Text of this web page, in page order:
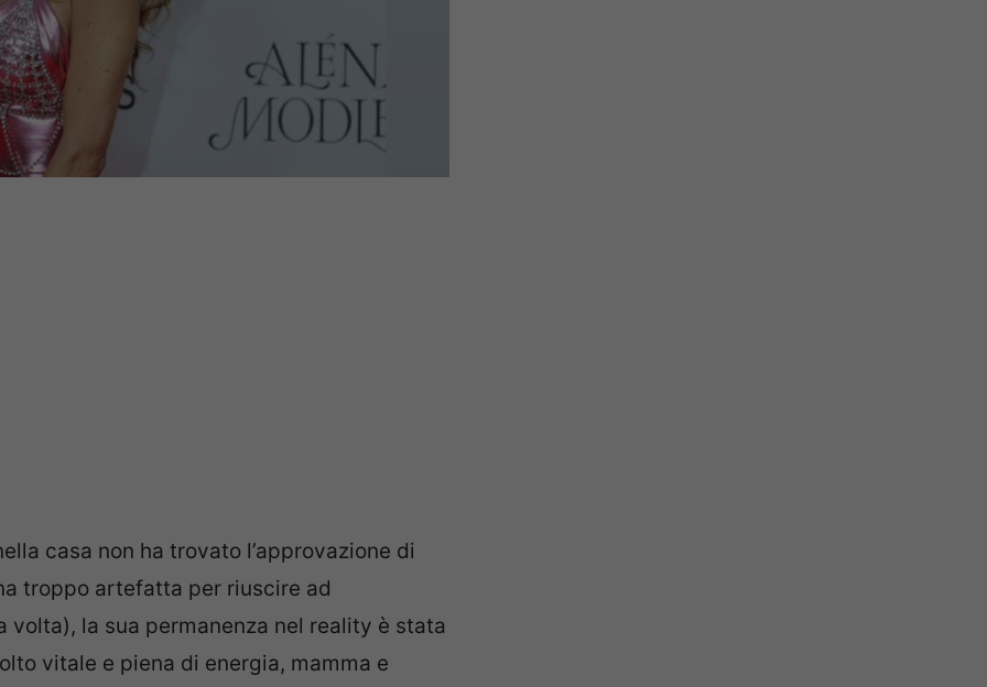
casa non ha trovato l’approvazione di
troppo artefatta per riuscire ad
la sua permanenza nel reality è stata
vitale e piena di energia, mamma e